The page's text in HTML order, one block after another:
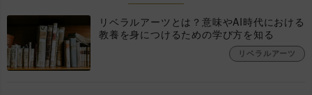
リベラルアーツとは？意味やAI時代における
教養を身につけるための学び方を知る
リベラルアーツ